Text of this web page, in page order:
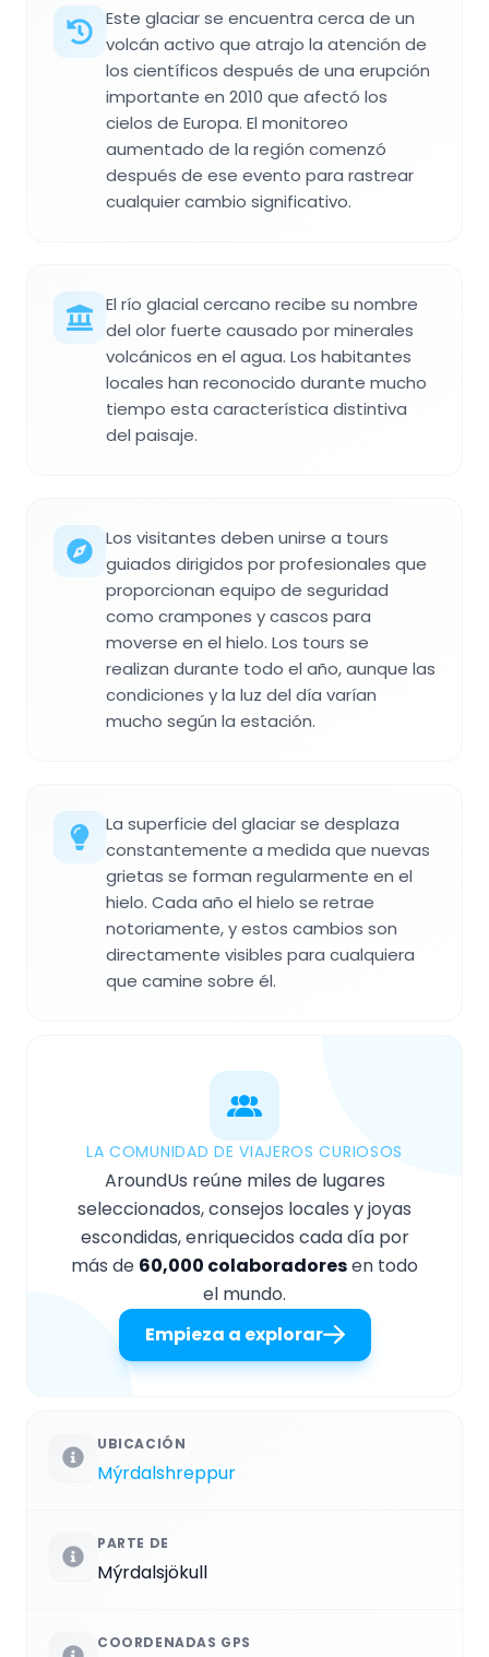
Este glaciar se encuentra cerca de un
volcán activo que atrajo la atención de
los científicos después de una erupción
importante en 2010 que afectó los
cielos de Europa. El monitoreo
aumentado de la región comenzó
después de ese evento para rastrear
cualquier cambio significativo.
El río glacial cercano recibe su nombre
del olor fuerte causado por minerales
volcánicos en el agua. Los habitantes
locales han reconocido durante mucho
tiempo esta característica distintiva
del paisaje.
Los visitantes deben unirse a tours
guiados dirigidos por profesionales que
proporcionan equipo de seguridad
como crampones y cascos para
moverse en el hielo. Los tours se
realizan durante todo el año, aunque las
condiciones y la luz del día varían
mucho según la estación.
La superficie del glaciar se desplaza
constantemente a medida que nuevas
grietas se forman regularmente en el
hielo. Cada año el hielo se retrae
notoriamente, y estos cambios son
directamente visibles para cualquiera
que camine sobre él.
LA COMUNIDAD DE VIAJEROS CURIOSOS
AroundUs reúne miles de lugares
seleccionados, consejos locales y joyas
escondidas, enriquecidos cada día por
más de 60,000 colaboradoresen todo
el mundo.
Empieza a explorar
UBICACIÓN
Mýrdalshreppur
PARTE DE
Mýrdalsjökull
COORDENADAS GPS